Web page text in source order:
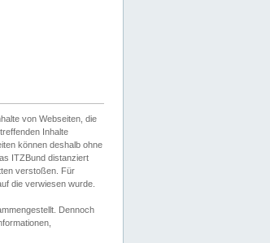
von Webseiten, die
Inhalte
können deshalb ohne
ITZBund distanziert
verstoßen. Für
die verwiesen wurde.
Dennoch